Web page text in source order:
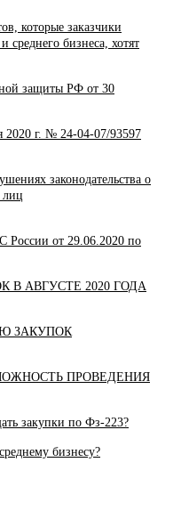
которые заказчики
среднего бизнеса, хотят
защиты РФ от 30
2020 г. № 24-04-07/93597
законодательства о
лиц
России от 29.06.2020 по
В АВГУСТЕ 2020 ГОДА
ЗАКУПОК
ПРОВЕДЕНИЯ
закупки по Фз-223?
бизнесу?